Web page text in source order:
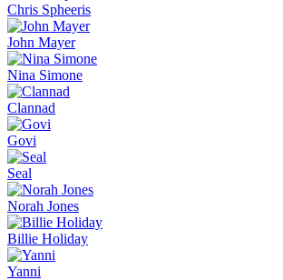
Chris Spheeris
John Mayer
Nina Simone
Clannad
Govi
Seal
Norah Jones
Billie Holiday
Yanni